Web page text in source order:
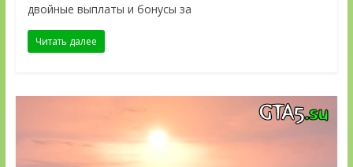
двойные выплаты и бонусы за
Читать далее